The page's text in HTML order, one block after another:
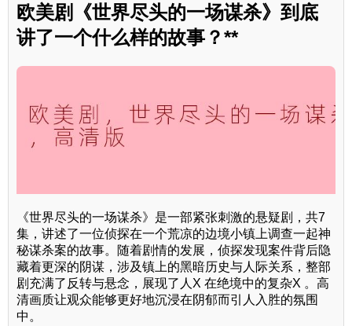
欧美剧《世界尽头的一场谋杀》到底
讲了一个什么样的故事？**
《世界尽头的一场谋杀》是一部紧张刺激的悬疑剧，共7
集，讲述了一位侦探在一个荒凉的边境小镇上调查一起神
秘谋杀案的故事。随着剧情的发展，侦探发现案件背后隐
藏着更深的阴谋，涉及镇上的黑暗历史与人际关系，整部
剧充满了反转与悬念，展现了人X 在绝境中的复杂X 。高
清画质让观众能够更好地沉浸在阴郁而引人入胜的氛围
中。